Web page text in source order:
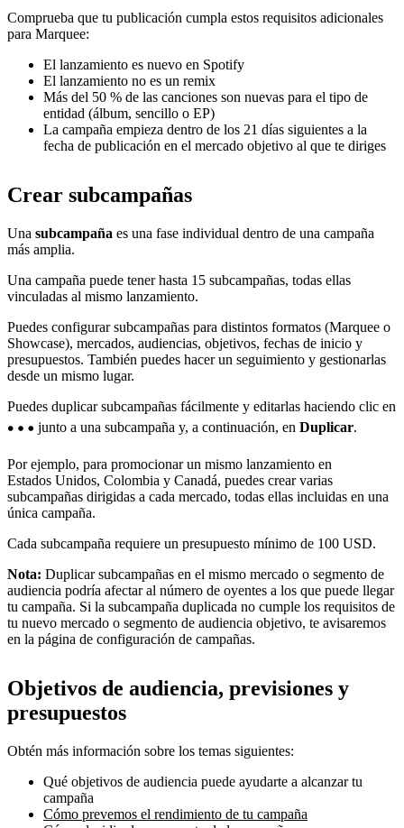
Comprueba que tu publicación cumpla estos requisitos adicionales
para Marquee:
El lanzamiento es nuevo en Spotify
El lanzamiento no es un remix
Más del 50 % de las canciones son nuevas para el tipo de
entidad (álbum, sencillo o EP)
La campaña empieza dentro de los 21 días siguientes a la
fecha de publicación en el mercado objetivo al que te diriges
Crear subcampañas
Una subcampaña es una fase individual dentro de una campaña
más amplia.
Una campaña puede tener hasta 15 subcampañas, todas ellas
vinculadas al mismo lanzamiento.
Puedes configurar subcampañas para distintos formatos (Marquee o
Showcase), mercados, audiencias, objetivos, fechas de inicio y
presupuestos. También puedes hacer un seguimiento y gestionarlas
desde un mismo lugar.
Puedes duplicar subcampañas fácilmente y editarlas haciendo clic en
junto a una subcampaña y, a continuación, en Duplicar.
Por ejemplo, para promocionar un mismo lanzamiento en
Estados Unidos, Colombia y Canadá, puedes crear varias
subcampañas dirigidas a cada mercado, todas ellas incluidas en una
única campaña.
Cada subcampaña requiere un presupuesto mínimo de 100 USD.
Nota: Duplicar subcampañas en el mismo mercado o segmento de
audiencia podría afectar al número de oyentes a los que puede llegar
tu campaña. Si la subcampaña duplicada no cumple los requisitos de
tu nuevo mercado o segmento de audiencia objetivo, te avisaremos
en la página de configuración de campañas.
Objetivos de audiencia, previsiones y
presupuestos
Obtén más información sobre los temas siguientes:
Qué objetivos de audiencia puede ayudarte a alcanzar tu
campaña
Cómo prevemos el rendimiento de tu campaña